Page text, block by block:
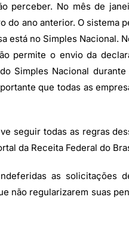
perceber. No mês de
do ano anterior. O sistema
está no Simples Nacional.
permite o envio da
Simples Nacional
que todas as
seguir todas as regras
da Receita Federal do
as solicitações
não regularizarem suas